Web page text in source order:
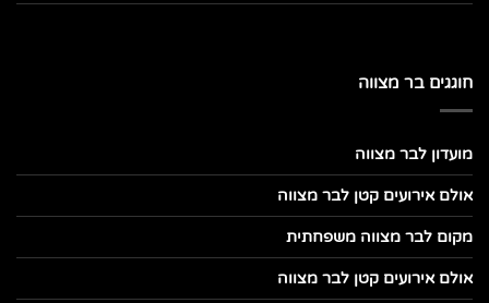
חוגגים בר מצווה
מועדון לבר מצווה
אולם אירועים קטן לבר מצווה
מקום לבר מצווה משפחתית
אולם אירועים קטן לבר מצווה